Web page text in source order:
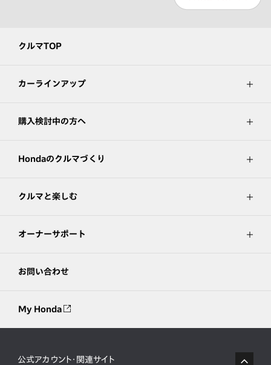
クルマTOP
カーラインアップ
購入検討中の方へ
Hondaのクルマづくり
クルマと楽しむ
オーナーサポート
お問い合わせ
My Honda
公式アカウント・関連サイト